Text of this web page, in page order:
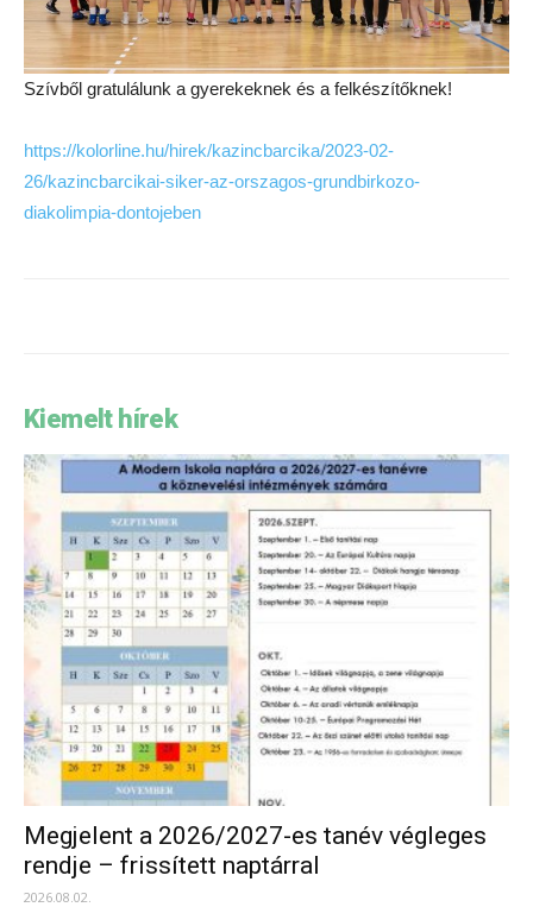
Szívből gratulálunk a gyerekeknek és a felkészítőknek!
https://kolorline.hu/hirek/kazincbarcika/2023-02-
26/kazincbarcikai-siker-az-orszagos-grundbirkozo-
diakolimpia-dontojeben
Kiemelt hírek
Megjelent a 2026/2027-es tanév végleges
rendje – frissített naptárral
2026.08.02.